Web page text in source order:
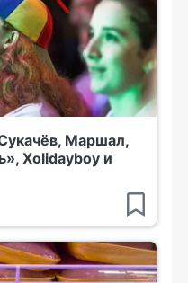
Маршал,
Xolidayboy и